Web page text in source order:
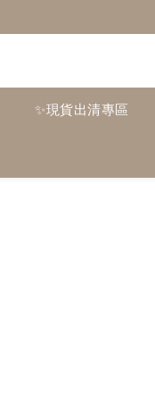
✨現貨出清專區